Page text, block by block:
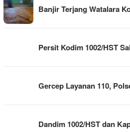
Banjir Terjang Watalara
Persit Kodim 1002/HST
Gercep Layanan 110,
Dandim 1002/HST dan